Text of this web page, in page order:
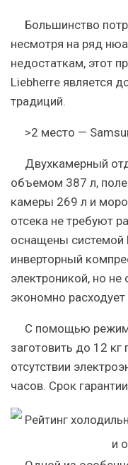
Большинство
несмотря на ряд
недостаткам, этот
Liebherre является
традиций.
>2 место —
Двухкамерный
объемом 387 л,
камеры 269 л и
отсека не требуют
оснащены системой
инверторный
электроникой, но
экономно
С помощью
заготовить до 12 кг
отсутствии
часов. Срок